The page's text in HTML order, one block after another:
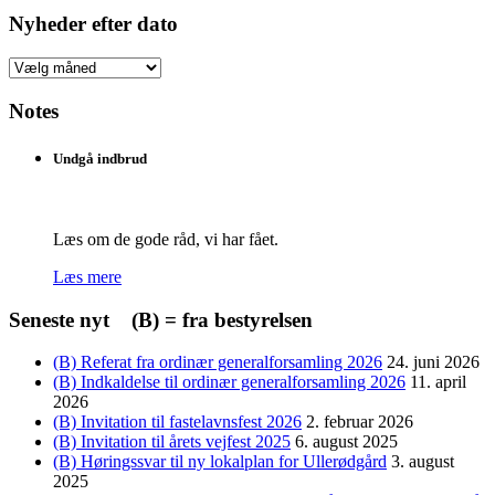
emne
Nyheder efter dato
Nyheder
dato
Notes
Undgå indbrud
Læs om de gode råd, vi har fået.
Læs mere
Seneste nyt (B) = fra bestyrelsen
(B) Referat fra ordinær generalforsamling 2026 24. juni 2026
(B) Indkaldelse til ordinær generalforsamling 2026 11. april
2026
(B) Invitation til fastelavnsfest 2026 2. februar 2026
(B) Invitation til årets vejfest 2025 6. august 2025
(B) Høringssvar til ny lokalplan for Ullerødgård 3. august
2025